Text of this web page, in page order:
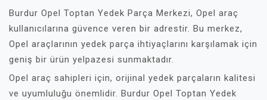
Burdur Opel Toptan Yedek Parça Merkezi, Opel araç
kullanıcılarına güvence veren bir adrestir. Bu merkez,
Opel araçlarının yedek parça ihtiyaçlarını karşılamak için
geniş bir ürün yelpazesi sunmaktadır.
Opel araç sahipleri için, orijinal yedek parçaların kalitesi
ve uyumluluğu önemlidir. Burdur Opel Toptan Yedek